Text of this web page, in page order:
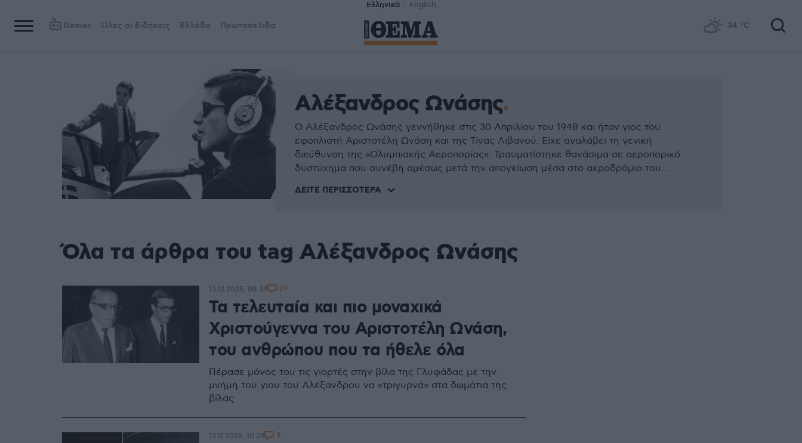
Ελληνικά English
Games Όλες οι Ειδήσεις Ελλάδα Πρωτοσέλιδα 34 °C
Αλέξανδρος Ωνάσης
Ο Αλέξανδρος Ωνάσης γεννήθηκε στις 30 Απριλίου του 1948 και ήταν γιος του
εφοπλιστή Αριστοτέλη Ωνάση και της Τίνας Λιβανού. Είχε αναλάβει τη γενική
διεύθυνση της «Ολυμπιακής Αεροπορίας». Τραυματίστηκε θανάσιμα σε αεροπορικό
δυστύχημα που συνέβη αμέσως μετά την απογείωση μέσα στο αεροδρόμιο του...
ΔΕΊΤΕ ΠΕΡΙΣΣΌΤΕΡΑ
Όλα τα άρθρα του tag Αλέξανδρος Ωνάσης
Τα τελευταία και πιο μοναχικά
Χριστούγεννα του Αριστοτέλη Ωνάση,
του ανθρώπου που τα ήθελε όλα
Πέρασε μόνος του τις γιορτές στην βίλα της Γλυφάδας με την
μνήμη του γιου του Αλέξανδρου να «τριγυρνά» στα δωμάτια της
βίλας
13.12.2025, 08:34 29
13.11.2025, 10:29 9